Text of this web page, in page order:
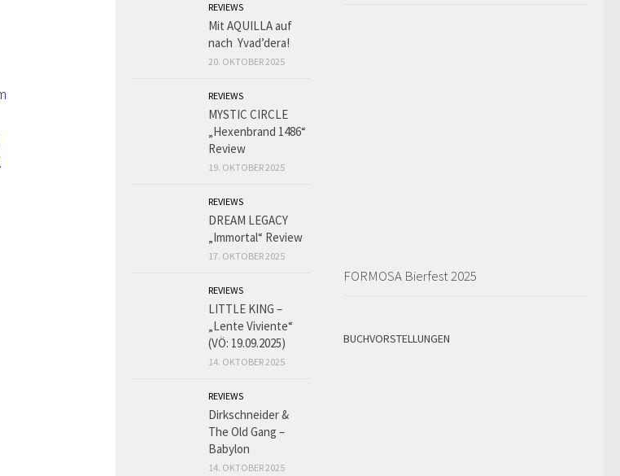
FORMOSA Bierfest 2025
BUCHVORSTELLUNGEN
REVIEWS
Mit AQUILLA auf
nach Yvad’dera!
20. OKTOBER 2025
REVIEWS
MYSTIC CIRCLE
„Hexenbrand 1486“
Review
19. OKTOBER 2025
REVIEWS
DREAM LEGACY
„Immortal“ Review
17. OKTOBER 2025
REVIEWS
LITTLE KING –
„Lente Viviente“
(VÖ: 19.09.2025)
14. OKTOBER 2025
REVIEWS
Dirkschneider &
The Old Gang –
Babylon
14. OKTOBER 2025